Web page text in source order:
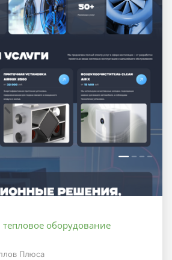
оборудование
Плюса